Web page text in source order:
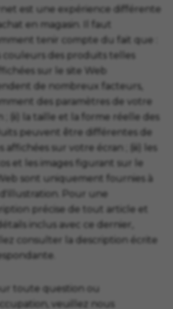
est une expérience différente
en magasin. Il faut
tenir compte du fait que :
couleurs des produits telles
sur le site Web
de nombreux facteurs,
des paramètres de votre
; (ii) la taille et la forme réelle des
peuvent être différentes de
affichées sur votre écran ; (iii) les
et les images figurant sur le
sont uniquement fournies à
d'illustration. Pour une
précise de tout article et
inclus avec ce dernier,
consulter la description écrite
toute question ou
veuillez nous